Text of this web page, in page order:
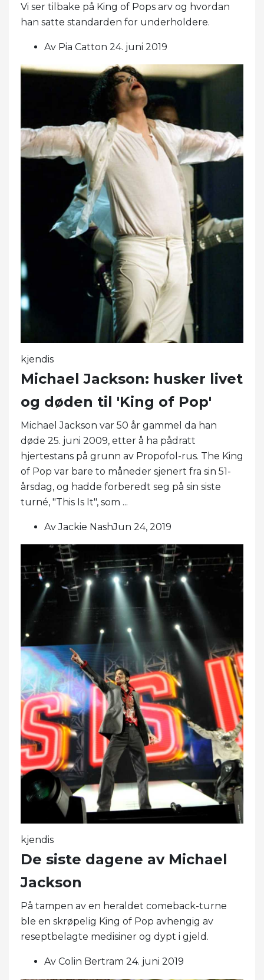
Vi ser tilbake på King of Pops arv og hvordan
han satte standarden for underholdere.
Av Pia Catton 24. juni 2019
kjendis
Michael Jackson: husker livet
og døden til 'King of Pop'
Michael Jackson var 50 år gammel da han
døde 25. juni 2009, etter å ha pådratt
hjertestans på grunn av Propofol-rus. The King
of Pop var bare to måneder sjenert fra sin 51-
årsdag, og hadde forberedt seg på sin siste
turné, "This Is It", som ...
Av Jackie NashJun 24, 2019
kjendis
De siste dagene av Michael
Jackson
På tampen av en heraldet comeback-turne
ble en skrøpelig King of Pop avhengig av
reseptbelagte medisiner og dypt i gjeld.
Av Colin Bertram 24. juni 2019